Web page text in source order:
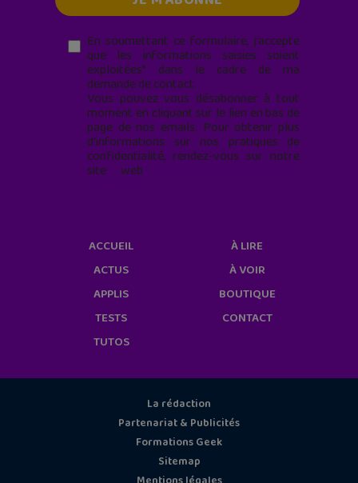
En soumettant ce formulaire, j’accepte
que les informations saisies soient
exploitées* dans le cadre de ma
demande de contact.
Vous pouvez vous désabonner à tout
moment en cliquant sur le lien en bas de
page de nos emails. Pour obtenir plus
d'informations sur nos pratiques de
confidentialité, rendez-vous sur notre
site web
ACCUEIL
ACTUS
APPLIS
TESTS
TUTOS
À LIRE
À VOIR
BOUTIQUE
CONTACT
La rédaction
Partenariat & Publicités
Formations Geek
Sitemap